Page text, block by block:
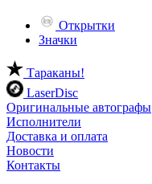
Открытки
Значки
Тараканы!
LaserDisc
Оригинальные автографы
Исполнители
Доставка и оплата
Новости
Контакты